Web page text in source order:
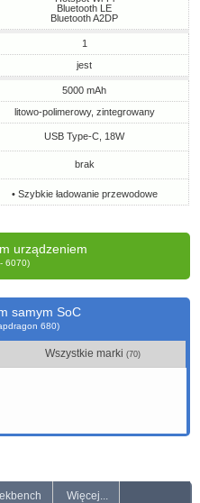
Bluetooth LE
Bluetooth A2DP
1
jest
5000 mAh
litowo-polimerowy, zintegrowany
USB Type-C, 18W
brak
• Szybkie ładowanie przewodowe
urządzeniem
- 6070)
samym SoC
680)
Wszystkie marki (70)
Więcej...